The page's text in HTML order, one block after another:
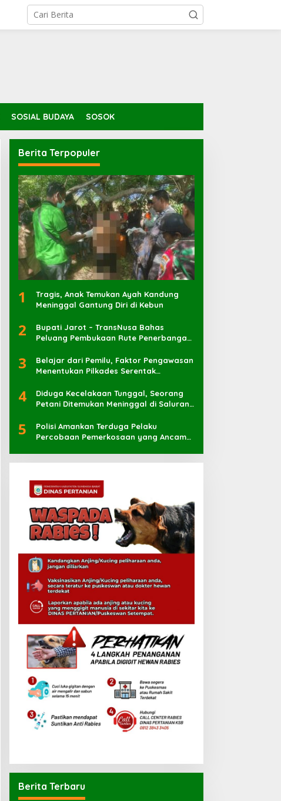
SOSIAL BUDAYA SOSOK
Berita Terpopuler
1
Tragis, Anak Temukan Ayah Kandung
Meninggal Gantung Diri di Kebun
2
Bupati Jarot – TransNusa Bahas
Peluang Pembukaan Rute Penerbangan
Kaharuddin
3
Belajar dari Pemilu, Faktor Pengawasan
Menentukan Pilkades Serentak
4
Diduga Kecelakaan Tunggal, Seorang
Petani Ditemukan Meninggal di Saluran
5
Polisi Amankan Terduga Pelaku
Percobaan Pemerkosaan yang Ancam
Berita Terbaru